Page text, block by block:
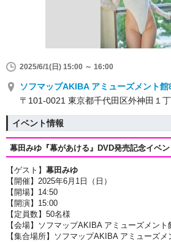
2025/6/1(日) 15:00 ～ 16:00
ソフマップAKIBA アミューズメント館
〒101-0021 東京都千代田区外神田１
イベント情報
幕田みゆ『幕があける』 DVD発売記念イベン
【ゲスト】 幕田みゆ
【開催】2025年6月1日（日）
【開場】14:50
【開演】15:00
【定員数】50名様
【会場】ソフマップAKIBA アミューズメント
【集合場所】ソフマップAKIBA アミューズメ